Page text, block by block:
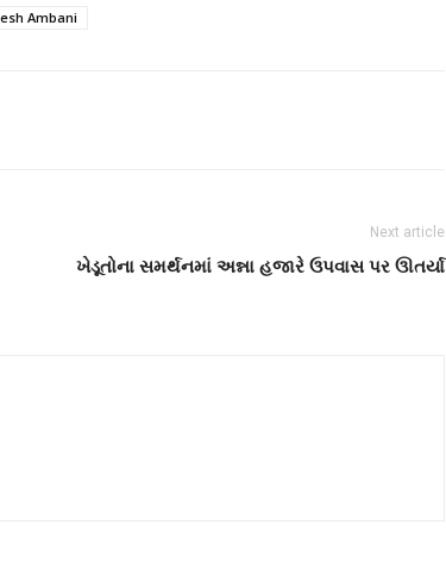
Ambani
Next article
ખેડૂતોના સમર્થનમાં અન્ના હજારે ઉપવાસ પર ઊતર્યા